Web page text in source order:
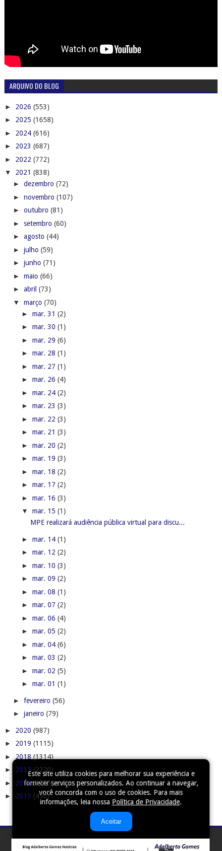
Este site utiliza cookies para melhorar sua experiência e
fornecer serviços personalizados. Ao continuar a navegar,
você concorda com o uso de cookies. Para mais
informações, leia nossa Política de Privacidade.
Aceitar
ARQUIVO DO BLOG
► 2026 (553)
► 2025 (1658)
► 2024 (616)
► 2023 (687)
► 2022 (772)
▼ 2021 (838)
► dezembro (72)
► novembro (107)
► outubro (81)
► setembro (60)
► agosto (44)
► julho (59)
► junho (71)
► maio (66)
► abril (73)
▼ março (70)
► mar. 31 (2)
► mar. 30 (1)
► mar. 29 (6)
► mar. 28 (1)
► mar. 27 (1)
► mar. 26 (4)
► mar. 24 (2)
► mar. 23 (3)
► mar. 22 (3)
► mar. 21 (3)
► mar. 20 (2)
► mar. 19 (3)
► mar. 18 (2)
► mar. 17 (2)
► mar. 16 (3)
▼ mar. 15 (1)
MPE realizará audiência pública virtual para discu...
► mar. 14 (1)
► mar. 12 (2)
► mar. 10 (3)
► mar. 09 (2)
► mar. 08 (1)
► mar. 07 (2)
► mar. 06 (4)
► mar. 05 (2)
► mar. 04 (6)
► mar. 03 (2)
► mar. 02 (5)
► mar. 01 (1)
► fevereiro (56)
► janeiro (79)
► 2020 (987)
► 2019 (1115)
►2018(1314)
► 2017 (2220)
► 2016(2575)
► 2015 (450)